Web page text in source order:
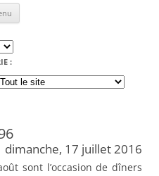
:
dimanche, 17 juillet 2016
sont l’occasion de dîners